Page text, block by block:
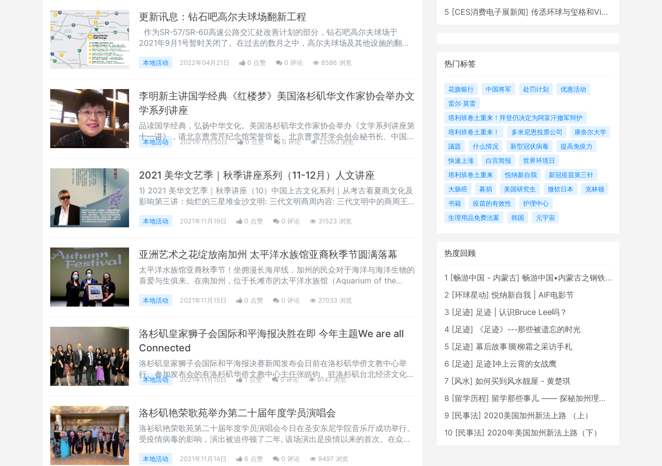
教育学院联合主办，主办方主席陈和霞和联合主办方荣誉主席陆来冰分别致辞，
呼吁号召更多的爱心人士关注自闭症儿童。本次活动
更新讯息：钻石吧高尔夫球场翻新工程
作为SR-57/SR-60高速公路交汇处改善计划的部分，钻石吧高尔夫球场于
2021年9月1号暂时关闭了。在过去的数月之中，高尔夫球场及其他设施的翻新
整体运营及打高尔夫球的体验。 · 初步清理正对着的SR-57及SR-60高速公路
本地活动 2022年04月21日 0 点赞 0 评论 8586 浏览
李明新主讲国学经典《红楼梦》美国洛杉矶华文作家协会举办文
学系列讲座
品读国学经典，弘扬中华文化。美国洛杉矶华文作家协会举办《文学系列讲座第
十一讲》，请北京曹雪芹纪念馆荣誉馆长、北京曹雪芹学会创会秘书长、中国红
楼梦学会理事、中国作家协会会员、北京海淀区作家协会副主席李明新主讲，受
华文作家协会监事长北奥主持“开谈不讲红楼梦，读尽诗书亦枉然”李明新曾任曹
雪芹纪念馆馆长十年，创刊《曹雪芹研究》
本地活动 2021年11月30日 0 点赞 0 评论 22980 浏览
2021 美华文艺季｜秋季讲座系列（11-12月）人文讲座
1) 2021 美华文艺季｜秋季讲座（10）中国上古文化系列｜从考古看夏商文化及
影响第三讲：灿烂的三星堆金沙文明: 三代文明商周内容: 三代文明中的商周王
周文明的西扩——华夏文明空间传统的基本结构。文字的应用成为经典传统的发
本地活动 2021年11月19日 0 点赞 0 评论 31523 浏览
亚洲艺术之花绽放南加州 太平洋水族馆亚裔秋季节圆满落幕
太平洋水族馆亚裔秋季节！坐拥漫长海岸线，加州的民众对于海洋与海洋生物的
喜爱与生俱来。在南加州，位于长滩市的太平洋水族馆（Aquarium of the
所举行的包括亚裔、拉丁裔、非裔在内的各族裔艺术节，更是旨在丰富南加多元
本地活动 2021年11月15日 0 点赞 0 评论 27033 浏览
洛杉矶皇家狮子会国际和平海报决胜在即 今年主题We are all
Connected
洛杉矶皇家狮子会国际和平海报决赛新闻发布会日前在洛杉矶华侨文教中心举
行。参加发布会的有洛杉矶华侨文教中心主任张皓钧、驻洛杉矶台北经济文化办
事处经济组组长刘伦正、D4-L2区域总监Harry Shuster、D4-L2区域笫一副总
仪、蒙市城中商会会长陈贵东、REIGN Financial & Insurance Servi
本地活动 2021年11月15日 1 点赞 0评论 9147 浏览
洛杉矶艳荣歌苑举办第二十届年度学员演唱会
洛衫矶艳荣歌苑第二十届年度学员演唱会今日在圣安东尼学院音乐厅成功举行。
受疫情病毒的影响，演出被迫停顿了二年, 该场演出是疫情以来的首次。在众多
副会长黄乐平、常务理事吴亚英等先后登台献唱，出色的演唱获得在场观众的热
本地活动 2021年11月14日 6 点赞 0 评论 9497 浏览
5 [CES消费电子展新闻] 传丞环球与玺格和VibeLens共同推出全新耳机
热门标签
花旗银行 中国将军 处罚计划
优惠活动
雷尔·莫雷
塔利班卷土重来！拜登仍决定为阿富汗撤军辩护
塔利班卷土重来！
多米尼恩投票公司
康奈尔大学
議題
什么情况 新型冠状病毒
提高免疫力
快速上涨
白宫简报
世界环境日
塔利班卷土重来
悦纳新自我
新冠疫苗第三针
大肠癌
募捐 美国研究生 微软日本
克林顿
书籍
疫苗的有效性
护理中心
生理用品免费法案
韩国 元宇宙
热度回顾
1 [畅游中国 - 内蒙古] 畅游中国•内蒙古之钢铁骄子，魅力包头
2 [环球星动] 悦纳新自我 | AIF电影节
3 [足迹] 足迹 | 认识Bruce Lee吗？
4 [足迹]
《足迹》---那些被遗忘的时光
5 [足迹] 幕后故事∣黄柳霜之采访手札
6 [足迹] 足迹∣冲上云霄的女战鹰
7 [风水] 如何买到风水靓屋 - 黄楚琪
8 [留学历程] 留学那些事儿 —— 探秘加州理工学院Caltech博士生活 [上集]
9 [民事法] 2020美国加州新法上路 （上）
10 [民事法] 2020年美国加州新法上路（下）